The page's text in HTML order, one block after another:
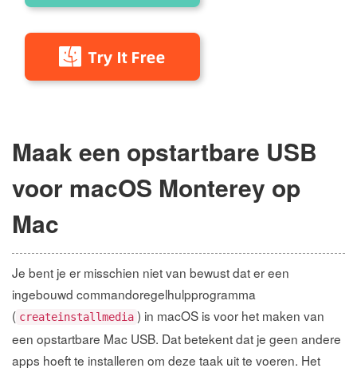
Maak een opstartbare USB
voor macOS Monterey op
Mac
Je bent je er misschien niet van bewust dat er een
ingebouwd commandoregelhulpprogramma
( createinstallmedia ) in macOS is voor het maken van
een opstartbare Mac USB. Dat betekent dat je geen andere
apps hoeft te installeren om deze taak uit te voeren. Het